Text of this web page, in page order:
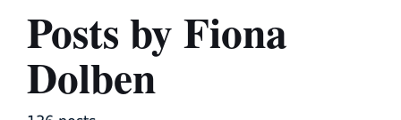
Posts by Fiona
Dolben